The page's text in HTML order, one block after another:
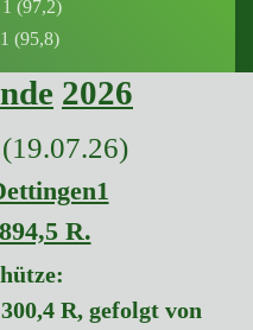
(97,2)
(95,8)
3 (96,8)
Kirchengemeinde 1
2 (91,1)
2026
R.
R, gefolgt von